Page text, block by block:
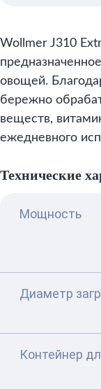
Wollmer J310
овощей.
бережно
веществ,
ежедневного
Технические
Мощность
Диаметр
Контейнер